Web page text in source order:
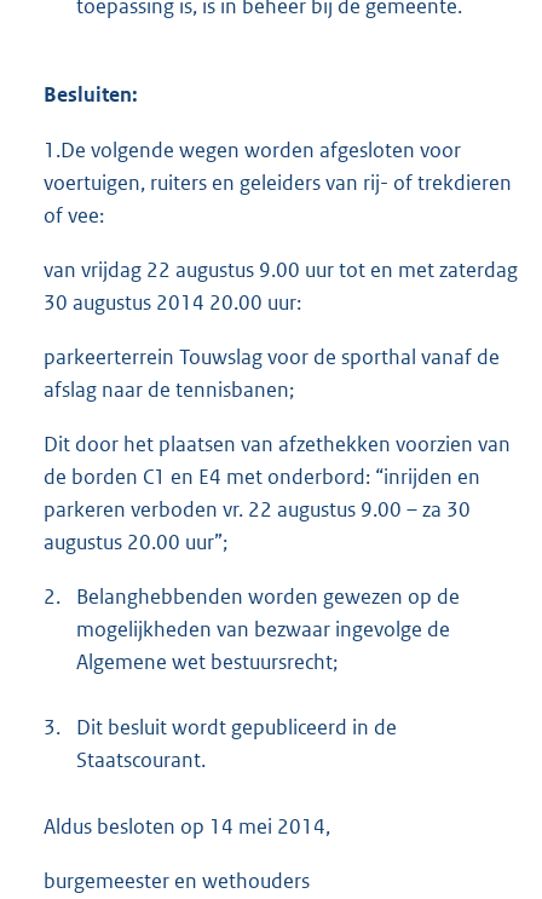
toepassing is, is in beheer bij de gemeente.
Besluiten:
1.De volgende wegen worden afgesloten voor
voertuigen, ruiters en geleiders van rij- of trekdieren
of vee:
van vrijdag 22 augustus 9.00 uur tot en met zaterdag
30 augustus 2014 20.00 uur:
parkeerterrein Touwslag voor de sporthal vanaf de
afslag naar de tennisbanen;
Dit door het plaatsen van afzethekken voorzien van
de borden C1 en E4 met onderbord: “inrijden en
parkeren verboden vr. 22 augustus 9.00 – za 30
augustus 20.00 uur”;
2.
Belanghebbenden worden gewezen op de
mogelijkheden van bezwaar ingevolge de
Algemene wet bestuursrecht;
3.
Dit besluit wordt gepubliceerd in de
Staatscourant.
Aldus besloten op 14 mei 2014,
burgemeester en wethouders